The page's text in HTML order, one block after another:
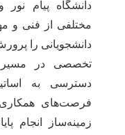
دانشگاه پیام
مختلفی از فنی و
دانشجویانی را
تخصصی در مسیر
دسترسی به
فرصت‌های همکاری
زمینه‌ساز انجام